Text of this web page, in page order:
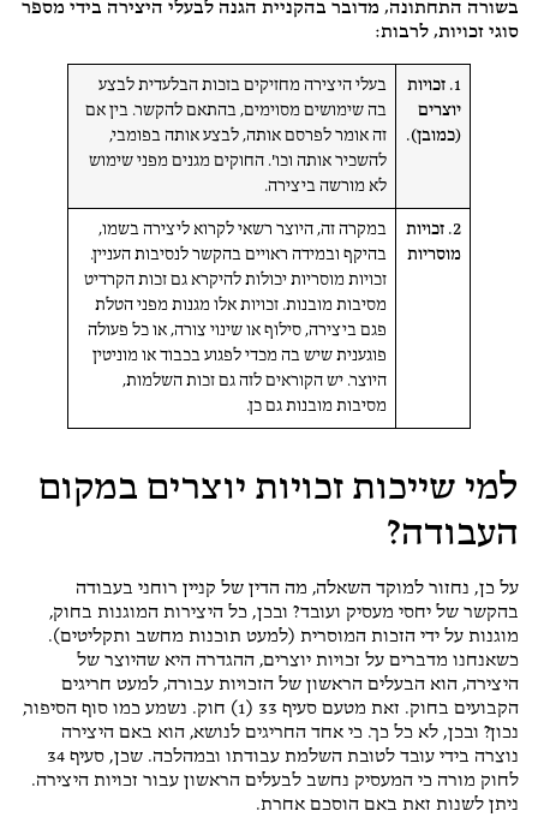
בשורה התחתונה, מדובר בהקניית הגנה לבעלי היצירה בידי מספר
סוגי זכויות, לרבות:
1. זכויות
יוצרים
(כמובן).
בעלי היצירה מחזיקים בזכות הבלעדית לבצע
בה שימושים מסוימים, בהתאם להקשר. בין אם
זה אומר לפרסם אותה, לבצע אותה בפומבי,
להשכיר אותה וכו'. החוקים מגנים מפני שימוש
לא מורשה ביצירה.
2. זכויות
מוסריות
במקרה זה, היוצר רשאי לקרוא ליצירה בשמו,
בהיקף ובמידה ראויים בהקשר לנסיבות העניין.
זכויות מוסריות יכולות להיקרא גם זכות הקרדיט
מסיבות מובנות. זכויות אלו מגנות מפני הטלת
פגם ביצירה, סילוף או שינוי צורה, או כל פעולה
פוגענית שיש בה מכדי לפגוע בכבוד או מוניטין
היוצר. יש הקוראים לזה גם זכות השלמות,
מסיבות מובנות גם כן.
למי שייכות זכויות יוצרים במקום
העבודה?
על כן, נחזור למוקד השאלה, מה הדין של קניין רוחני בעבודה
בהקשר של יחסי מעסיק ועובד? ובכן, כל היצירות המוגנות בחוק,
מוגנות על ידי הזכות המוסרית (למעט תוכנות מחשב ותקליטים).
כשאנחנו מדברים על זכויות יוצרים, ההגדרה היא שהיוצר של
היצירה, הוא הבעלים הראשון של הזכויות עבורה, למעט חריגים
הקבועים בחוק. זאת מטעם סעיף 33 (1) חוק. נשמע כמו סוף הסיפור,
נכון? ובכן, לא כל כך. כי אחד החריגים לנושא, הוא באם היצירה
נוצרה בידי עובד לטובת השלמת עבודתו ובמהלכה. שכן, סעיף 34
לחוק מורה כי המעסיק נחשב לבעלים הראשון עבור זכויות היצירה.
ניתן לשנות זאת באם הוסכם אחרת.